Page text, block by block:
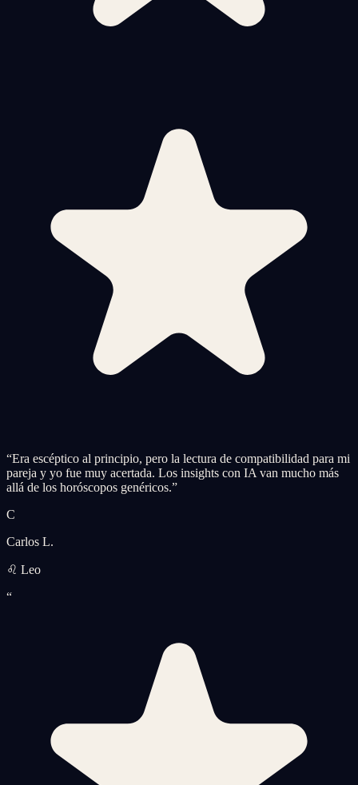
“Era escéptico al principio, pero la lectura de compatibilidad para mi
pareja y yo fue muy acertada. Los insights con IA van mucho más
allá de los horóscopos genéricos.”
C
Carlos L.
♌ Leo
“